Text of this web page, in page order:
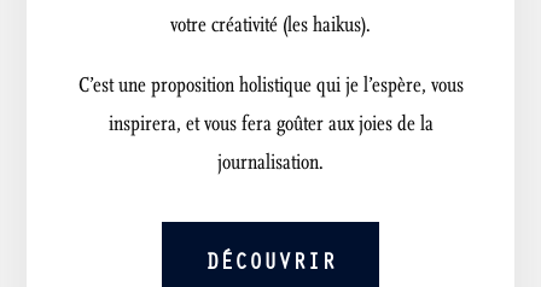
votre créativité (les haikus).
C’est une proposition holistique qui je l’espère, vous
inspirera, et vous fera goûter aux joies de la
journalisation.
DÉCOUVRIR